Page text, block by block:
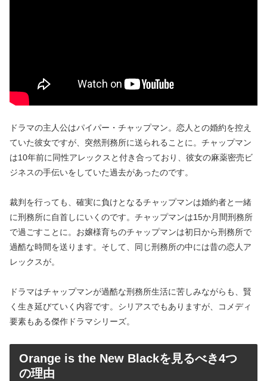
ドラマの主人公はパイパー・チャップマン。恋人との婚約を控え
ていた彼女ですが、突然刑務所に送られることに。チャップマン
は10年前に同性アレックスと付き合っており、彼女の麻薬密売ビ
ジネスの手伝いをしていた過去があったのです。
裁判を行っても、確実に負けとなるチャップマンは婚約者と一緒
に刑務所に自首しにいくのです。チャップマンは15か月間刑務所
で過ごすことに。お嬢様育ちのチャップマンは初日から刑務所で
過酷な時間を送ります。そして、同じ刑務所の中には昔の恋人ア
レックスが。
ドラマはチャップマンが過酷な刑務所生活に苦しみながらも、賢
く生き延びていく内容です。シリアスでもありますが、コメディ
要素もある傑作ドラマシリーズ。
Orange is the New Blackを見るべき4つ
の理由